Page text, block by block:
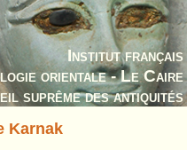
Institut français
orientale - Le Caire
suprême des antiquités
Karnak